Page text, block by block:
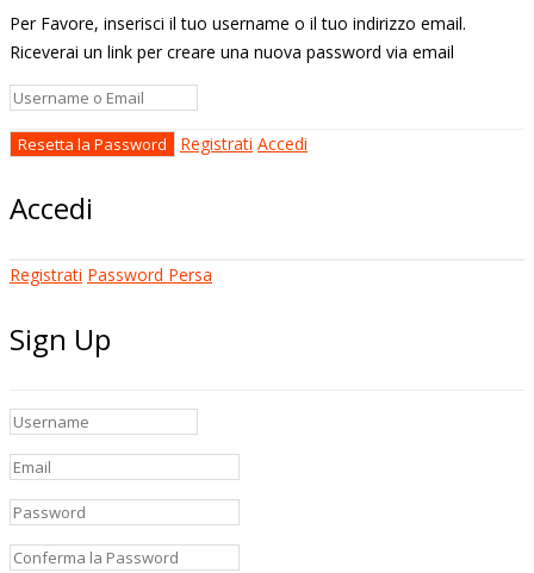
Per Favore, inserisci il tuo username o il tuo indirizzo email.
Riceverai un link per creare una nuova password via email
Registrati Accedi
Accedi
Registrati Password Persa
Sign Up